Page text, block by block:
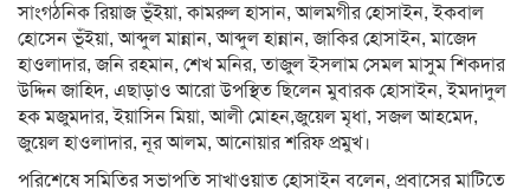
সাংগঠনিক রিয়াজ ভূঁইয়া, কামরুল হাসান, আলমগীর হোসাইন, ইকবাল
হোসেন ভূঁইয়া, আব্দুল মান্নান, আব্দুল হান্নান, জাকির হোসাইন, মাজেদ
হাওলাদার, জনি রহমান, শেখ মনির, তাজুল ইসলাম সেমল মাসুম শিকদার
উদ্দিন জাহিদ, এছাড়াও আরো উপস্থিত ছিলেন মুবারক হোসাইন, ইমদাদুল
হক মজুমদার, ইয়াসিন মিয়া, আলী মোহন,জুয়েল মৃধা, সজল আহমেদ,
জুয়েল হাওলাদার, নূর আলম, আনোয়ার শরিফ প্রমুখ।
পরিশেষে সমিতির সভাপতি সাখাওয়াত হোসাইন বলেন, প্রবাসের মাটিতে